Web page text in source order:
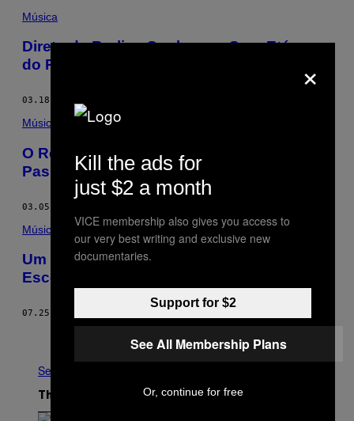
Música
Direto de Berlim, Conheça o Som Etéreo
do Pazes
03.18.15
Música
O Red Bull Music Academy como
Passaporte para o Mercado da Música
03.05.15
Música
Um Papo com o Daniel Limaverde, Um dos
Escolhidos para o RBMA ’14 em Tóquio
07.25.14
Older
See All
The Latest
×
Kill the ads for
just $2 a month
VICE membership also gives you access to
our very best writing and exclusive new
documentaries.
Support for $2
See All Membership Plans
Or, continue for free